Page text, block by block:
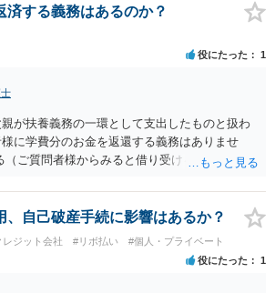
警察も取り合わないと思いますが、虚偽の内
査はあるかもしれません。 ただし、捜査におい
「ちゃんと返しなさいよ」程度の注意で済む
また、返せるお金が無いのであれば、返せない
真摯に分割して支払うことを相手に告げてい
ご参考まで。
済する義務はあるのか？
役にたった 1
が扶養義務の一環として支出したものと扱わ
に学費分のお金を返還する義務はありませ
（ご質問者様からみると借り受ける）といった
、自己破産手続に影響はあるか？
レジット会社 #リボ払い #個人・プライベート
役にたった 1